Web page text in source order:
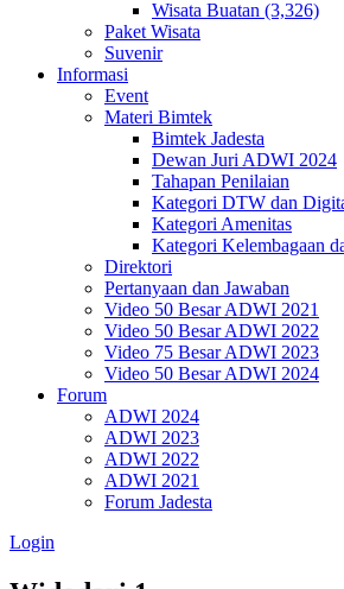
Wisata Buatan (3,326)
Paket Wisata
Suvenir
Informasi
Event
Materi Bimtek
Bimtek Jadesta
Dewan Juri ADWI 2024
Tahapan Penilaian
Kategori DTW dan
Kategori Amenitas
Kategori Kelembagaan
Direktori
Pertanyaan dan Jawaban
Video 50 Besar ADWI 2021
Video 50 Besar ADWI 2022
Video 75 Besar ADWI 2023
Video 50 Besar ADWI 2024
Forum
ADWI 2024
ADWI 2023
ADWI 2022
ADWI 2021
Forum Jadesta
Login